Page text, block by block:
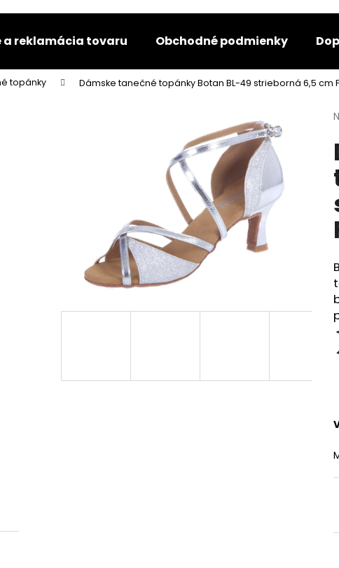
a reklamácia tovaru Obchodné podmienky
topánky Dámske tanečné topánky Botan BL-49 strieborná 6,5 cm
z
5
Čo potrebujete nájsť?
HĽADAŤ
Odporúčame